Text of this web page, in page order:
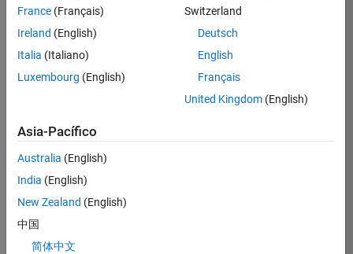
Ubicación:
US-
Natick
Rango
112,900
144,000
Resumen
France (Français)
Ireland (English)
Italia (Italiano)
Luxembourg (English)
Switzerland
Deutsch
English
Français
United Kingdom(English)
Asia-Pacífico
Australia (English)
India (English)
New Zealand (English)
中国
简体中文